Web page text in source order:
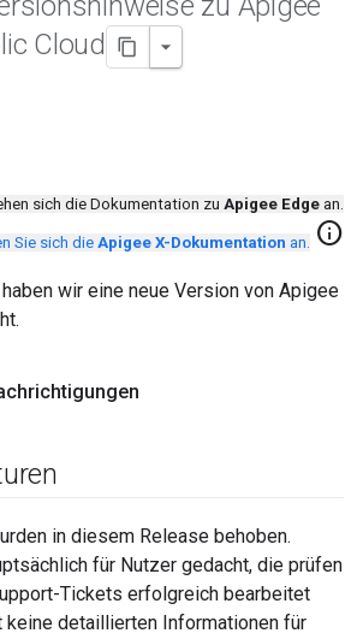
Cloud
sich die Dokumentation zu Apigee Edge an.
Sie sich die Apigee X-Dokumentation an. info
wir eine neue Version von Apigee
in diesem Release behoben.
für Nutzer gedacht, die prüfen
Tickets erfolgreich bearbeitet
keine detaillierten Informationen für